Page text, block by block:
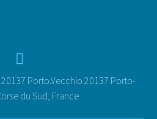


Porto.Vecchio 20137 Porto-
du Sud, France